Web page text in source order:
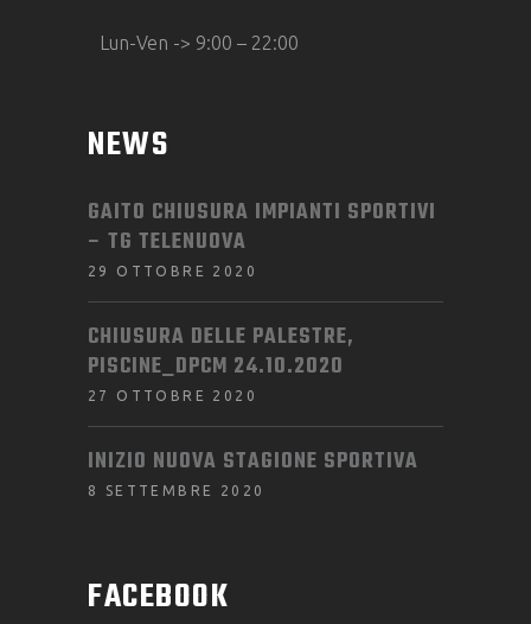
Lun-Ven -> 9:00 – 22:00
NEWS
GAITO CHIUSURA IMPIANTI SPORTIVI
– TG TELENUOVA
29 OTTOBRE 2020
CHIUSURA DELLE PALESTRE,
PISCINE_DPCM 24.10.2020
27 OTTOBRE 2020
INIZIO NUOVA STAGIONE SPORTIVA
8 SETTEMBRE 2020
FACEBOOK